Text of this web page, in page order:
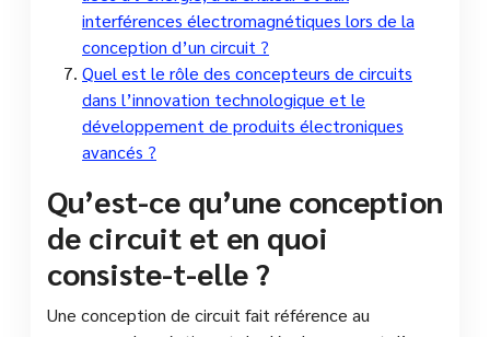
interférences électromagnétiques lors de la
conception d’un circuit ?
Quel est le rôle des concepteurs de circuits
dans l’innovation technologique et le
développement de produits électroniques
avancés ?
Qu’est-ce qu’une conception
de circuit et en quoi
consiste-t-elle ?
Une conception de circuit fait référence au